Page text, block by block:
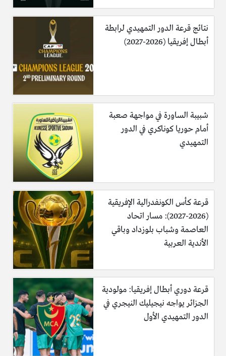
نتائج قرعة الدور التمهيدي لرابطة
أبطال إفريقيا (2026-2027)
شبيبة الساورة في مواجهة صعبة
أمام حوريا كوناكري في الدور
التمهيدي
قرعة كأس الكونفدرالية الإفريقية
(2026-2027): مسار اتحاد
العاصمة وشباب بلوزداد وباقي
الأندية العربية
قرعة دوري أبطال إفريقيا: مولودية
الجزائر يواجه نيجيليك النيجري في
الدور التمهيدي الأول